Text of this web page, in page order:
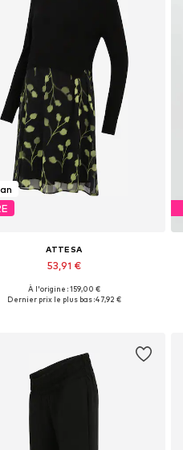
ATTESA
53,91 €
Tailles disponibles: 34, 36, 40
À l'origine : 159,00 €
Dernier prix le plus bas :47,92 €